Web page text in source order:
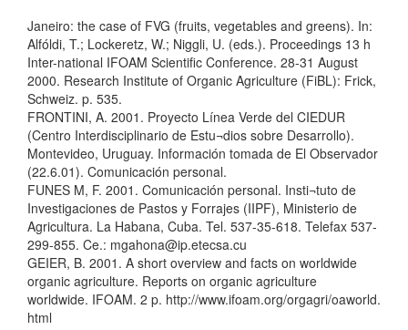
Janeiro: the case of FVG (fruits, vegetables and greens). In:
Alfóldi, T.; Lockeretz, W.; Niggli, U. (eds.). Proceedings 13 h
Inter-national IFOAM Scientific Conference. 28-31 August
2000. Research Institute of Organic Agriculture (FiBL): Frick,
Schweiz. p. 535.
FRONTINI, A. 2001. Proyecto Línea Verde del CIEDUR
(Centro Interdisciplinario de Estu¬dios sobre Desarrollo).
Montevideo, Uruguay. Información tomada de El Observador
(22.6.01). Comunicación personal.
FUNES M, F. 2001. Comunicación personal. Insti¬tuto de
Investigaciones de Pastos y Forrajes (IIPF), Ministerio de
Agricultura. La Habana, Cuba. Tel. 537-35-618. Telefax 537-
299-855. Ce.: mgahona@ip.etecsa.cu
GEIER, B. 2001. A short overview and facts on worldwide
organic agriculture. Reports on organic agriculture
worldwide. IFOAM. 2 p. http://www.ifoam.org/orgagri/oaworld.
html